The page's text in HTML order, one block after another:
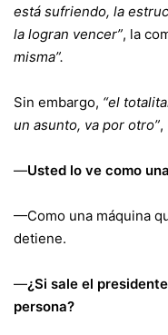
está sufriendo, la
la logran vencer”, la
misma”.
Sin embargo, “el
un asunto, va por otro”,
—Usted lo ve como
—Como una máquina
detiene.
—¿Si sale el
persona?